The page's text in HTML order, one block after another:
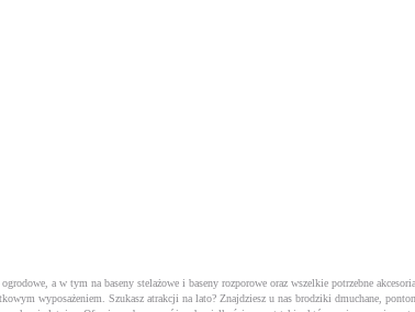
a w tym na baseny stelażowe i baseny rozporowe oraz wszelkie potrzebne
wyposażeniem. Szukasz atrakcji na lato? Znajdziesz u nas brodziki dmuchane,